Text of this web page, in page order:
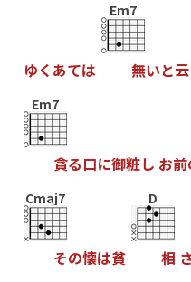
ゆく あては
Em7
無いと云
Em7
貪る口に御粧し お前
Cmaj7
その懐は貧
D
相